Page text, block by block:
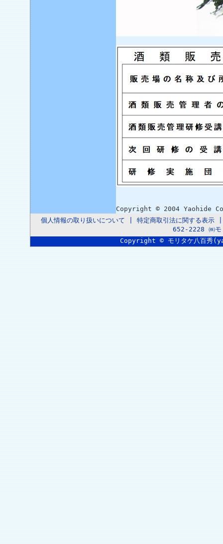
Copyright © 2004 Yaohide
個人情報の取り扱いについて
特定商取引法に関する表示
652-2228 ㈱モ
Copyright © モリタケ八百